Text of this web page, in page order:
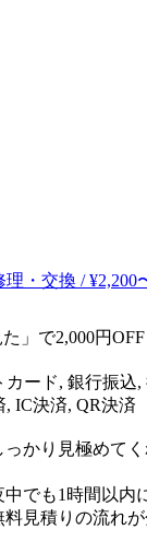
・交換 / ¥2,200
た」で2,000円OFF
カード, 銀行振込,
, IC決済, QR決済
っかり見極めて
中でも1時間以内
料見積りの流れ